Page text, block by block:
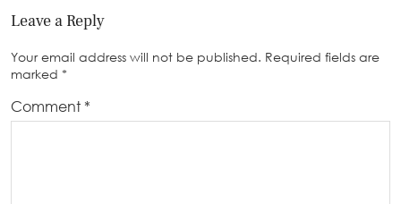
Leave a Reply
Your email address will not be published. Required fields are
marked *
Comment *